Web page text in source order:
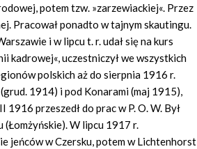
potem tzw. »zarzewiackiej«. Przez
Pracował ponadto w tajnym skautingu.
i w lipcu t. r. udał się na kurs
kadrowej«, uczestniczył we wszystkich
polskich aż do sierpnia 1916 r.
1914) i pod Konarami (maj 1915),
przeszedł do prac w P. O. W. Był
W lipcu 1917 r.
jeńców w Czersku, potem w Lichtenhorst